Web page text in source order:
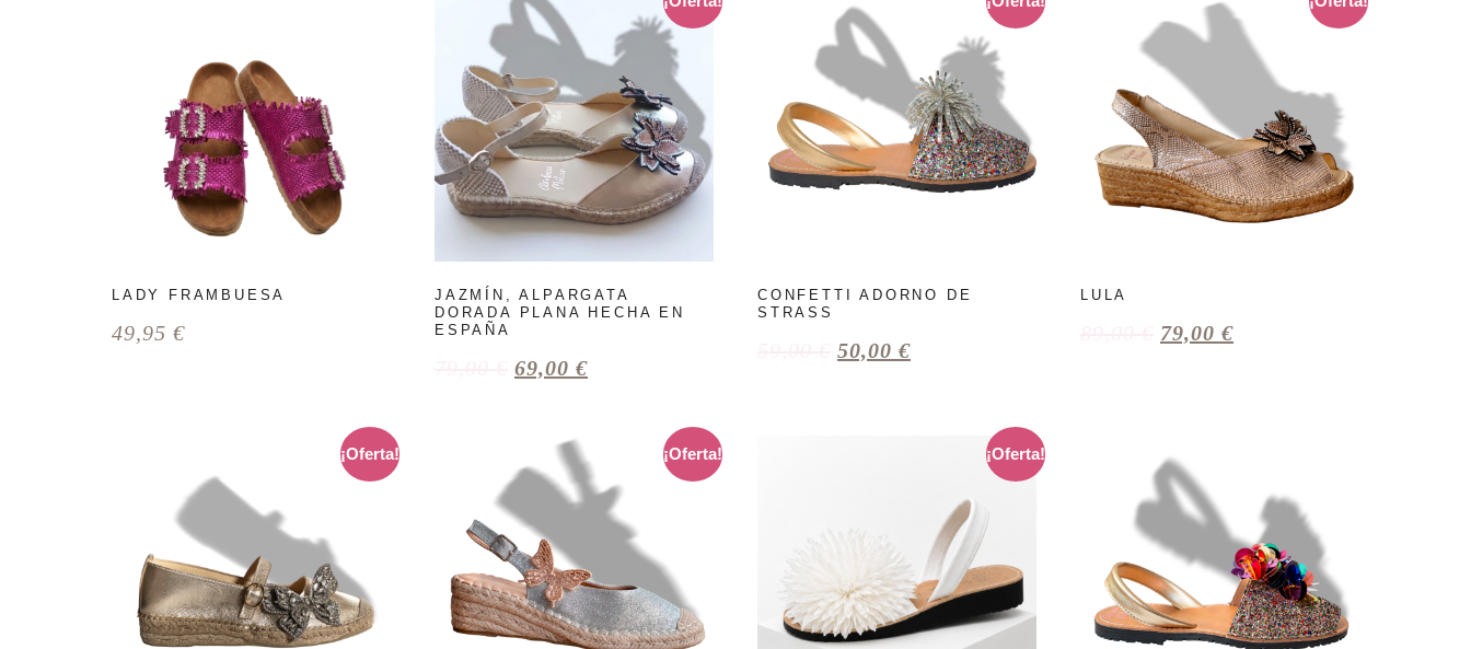
LADY FRAMBUESA
49,95 €
JAZMÍN, ALPARGATA
DORADA PLANA HECHA EN
ESPAÑA
69,00 €
CONFETTI ADORNO DE
STRASS
50,00 €
LULA
79,00 €
¡Oferta! ¡Oferta! ¡Oferta!